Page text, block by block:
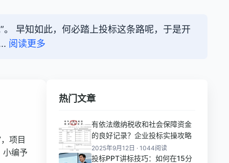
。 早知如此，何必踏上投标这条路呢，于是开
阅读更多
项目
小编予
热门文章
有依法缴纳税收和社会保障资金
的良好记录？企业投标实操攻略
2025年9月12日 · 1044阅读
投标PPT讲标技巧：如何在15分